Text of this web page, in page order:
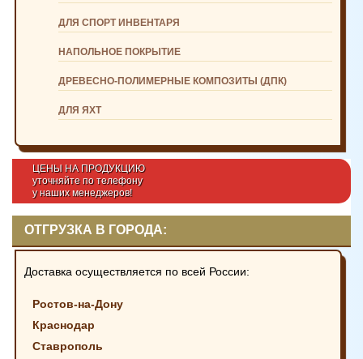
ДЛЯ СПОРТ ИНВЕНТАРЯ
НАПОЛЬНОЕ ПОКРЫТИЕ
ДРЕВЕСНО-ПОЛИМЕРНЫЕ КОМПОЗИТЫ (ДПК)
ДЛЯ ЯХТ
ЦЕНЫ НА ПРОДУКЦИЮ
уточняйте по телефону
у наших менеджеров!
ОТГРУЗКА В ГОРОДА:
Доставка осуществляется по всей России:
Ростов-на-Дону
Краснодар
Ставрополь